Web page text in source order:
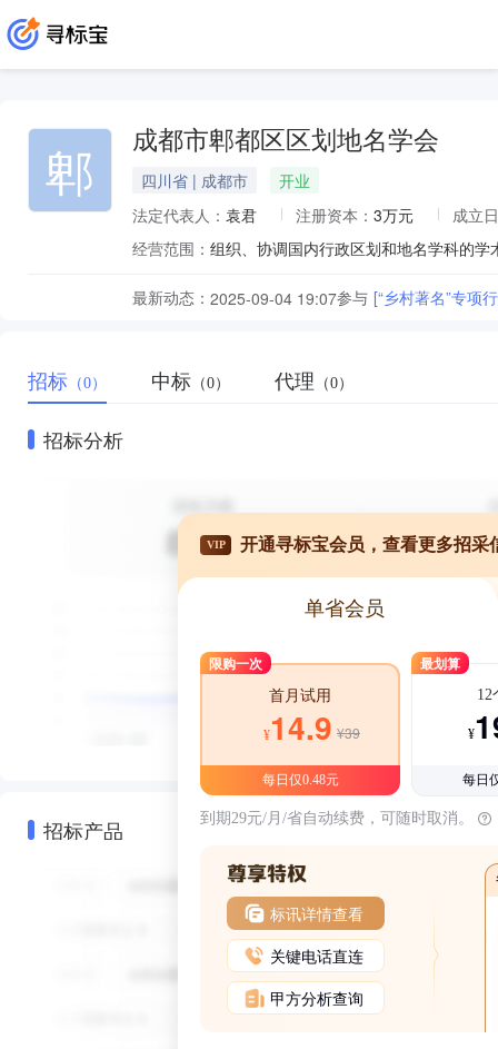
郫 成都市郫都区区划地名学会
四川省 | 成都市
开业
法定代表人： 袁君 注册资本： 3万元
成立
经营范围：
最新动态： 2025-09-04 19:07参与 [“乡村著名”专项
招标 （0） 中标 （0） 代理 （0）
招标分析
招标产品
VIP 开通寻标宝会员，查看更多招采
单省会员
限购一次
首月试用
¥14.9 ¥39
每日仅0.48元
最划算
12
¥
每日
到期29元/月/省自动续费，可随时取消。
标讯详情查看
关键电话直连
甲方分析查询